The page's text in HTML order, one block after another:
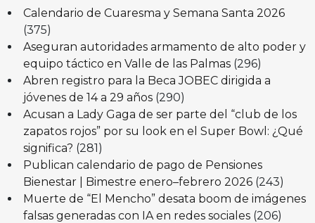
Calendario de Cuaresma y Semana Santa 2026
(375)
Aseguran autoridades armamento de alto poder y
equipo táctico en Valle de las Palmas (296)
Abren registro para la Beca JOBEC dirigida a
jóvenes de 14 a 29 años (290)
Acusan a Lady Gaga de ser parte del “club de los
zapatos rojos” por su look en el Super Bowl: ¿Qué
significa? (281)
Publican calendario de pago de Pensiones
Bienestar | Bimestre enero–febrero 2026 (243)
Muerte de “El Mencho” desata boom de imágenes
falsas generadas con IA en redes sociales (206)